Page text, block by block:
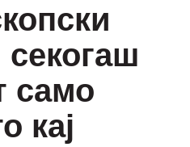
само
кај